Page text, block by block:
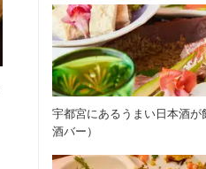
宇都宮にあるうまい日本酒が
酒バー）